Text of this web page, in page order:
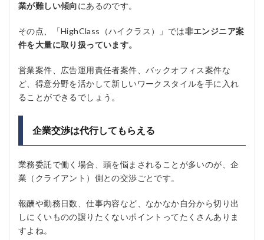
業が難しい傾向にあるのです。
その点、「HighClass（ハイクラス）」では非エンジニア案
件を大量に取り扱っています。
営業案件、広告運用責任者案件、バックオフィス案件な
ど、得意分野を活かして新しいワークスタイルを手に入れ
ることができるでしょう。
企業交渉は代行してもらえる
業務委託で働く場合、頭を悩まされることが多いのが、企
業（クライアント）側との交渉ごとです。
報酬や勤務日数、仕事内容など、なかなか自分から切り出
しにくいものの譲りたくないポイントってたくさんありま
すよね。